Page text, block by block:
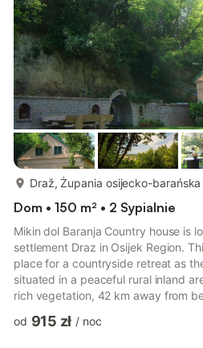
dining alfresco. Inside there is an
Draž, Żupania osijecko-barańska
Dom • 150 m² • 2 Sypialnie
Mikin dol Baranja Country house is
settlement Draz in Osijek Region.
place for a countryside retreat as
situated in a peaceful rural inland
rich vegetation, 42 km away from
garden. Socket with vineyards and
od 915 zł / noc